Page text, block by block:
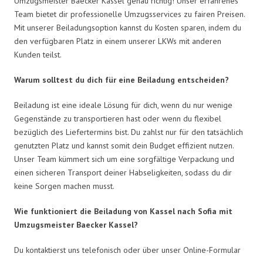
Team bietet dir professionelle Umzugsservices zu fairen Preisen.
Mit unserer Beiladungsoption kannst du Kosten sparen, indem du
den verfügbaren Platz in einem unserer LKWs mit anderen
Kunden teilst.
Warum solltest du dich für eine Beiladung entscheiden?
Beiladung ist eine ideale Lösung für dich, wenn du nur wenige
Gegenstände zu transportieren hast oder wenn du flexibel
bezüglich des Liefertermins bist. Du zahlst nur für den tatsächlich
genutzten Platz und kannst somit dein Budget effizient nutzen.
Unser Team kümmert sich um eine sorgfältige Verpackung und
einen sicheren Transport deiner Habseligkeiten, sodass du dir
keine Sorgen machen musst.
Wie funktioniert die Beiladung von Kassel nach Sofia mit
Umzugsmeister Baecker Kassel?
Du kontaktierst uns telefonisch oder über unser Online-Formular